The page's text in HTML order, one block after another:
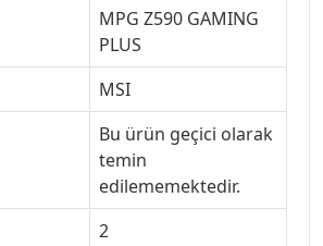
MPG Z590 GAMING
PLUS
MSI
Bu ürün geçici olarak
temin
edilememektedir.
2